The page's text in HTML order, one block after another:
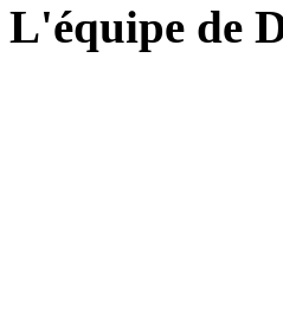
L'équipe de